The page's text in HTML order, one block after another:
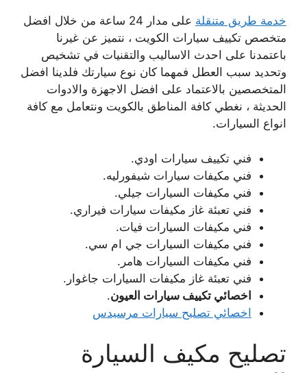
خدمة طريق متنقلة
على مدار 24 ساعة من خلال افضل
متخصص تكييف سيارات الكويت ، نتميز عن غيرنا
باعتمدنا على احدث الاساليب والتقنيات في تشخيص
وتحديد سبب العطل فمهما كان نوع سيارتك فلدينا افضل
المتخصصين بالاعتماد على افضل الاجهزة والادوات
الحديثة ، نغطي كافة المناطق بالكويت ونتعامل مع كافة
انواع السيارات.
فني تكييف سيارات اودي.
فني مكيفات سيارات شيفورليه.
فني مكيفات السيارات جيلي.
فني تعبئة غاز مكيفات سيارات فيراري.
فني مكيفات السيارات فيات.
فني مكيفات السيارات جي ام سي.
فني مكيفات السيارات هامر.
فني تعبئة غاز مكيفات السيارات جاغوار.
اخصائي تكييف سيارات العيون.
اخصائي تصليح سيارات مرسيدس
تصليح مكيف السيارة